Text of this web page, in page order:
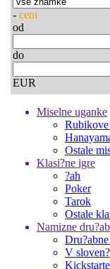
- ceni
od
do
EUR
Miselne uganke
Ostale
Klasi?ne igre
?ah
Poker
Tarok
Ostale
Namizne
V